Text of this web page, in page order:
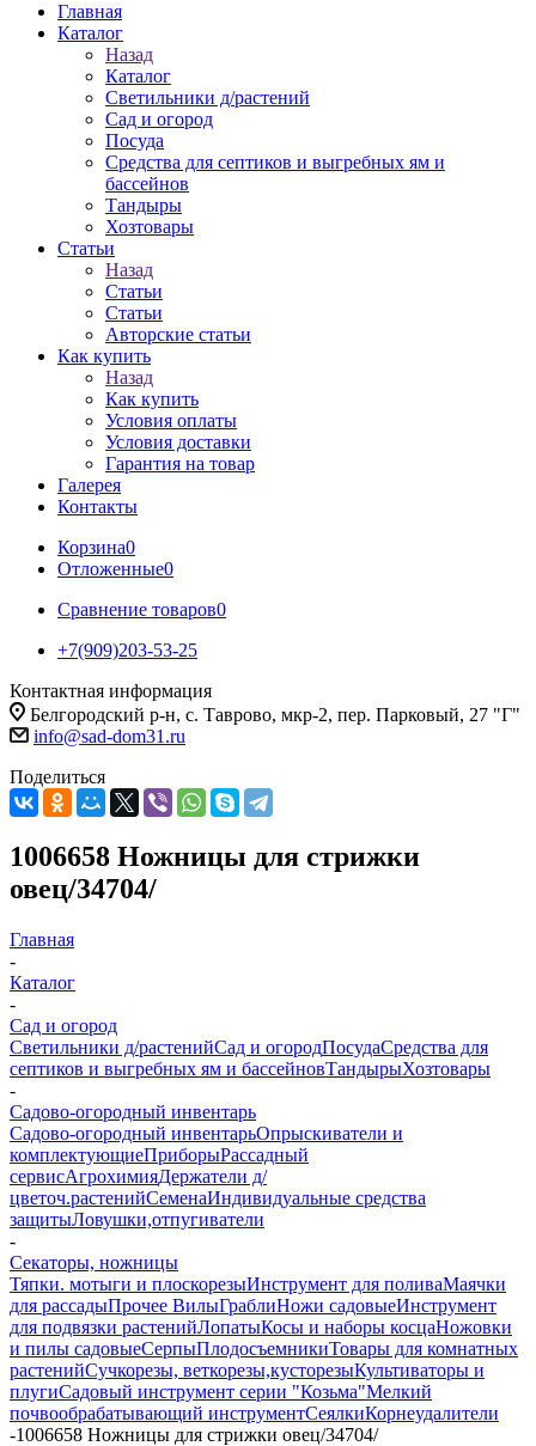
Главная
Каталог
Назад
Каталог
Светильники д/растений
Сад и огород
Посуда
Средства для септиков и выгребных ям и
бассейнов
Тандыры
Хозтовары
Статьи
Назад
Статьи
Статьи
Авторские статьи
Как купить
Назад
Как купить
Условия оплаты
Условия доставки
Гарантия на товар
Галерея
Контакты
Корзина0
Отложенные0
Сравнение товаров0
+7(909)203-53-25
Контактная информация
Белгородский р-н, с. Таврово, мкр-2, пер. Парковый, 27 "Г"
info@sad-dom31.ru
Поделиться
1006658 Ножницы для стрижки
овец/34704/
Главная
-
Каталог
-
Сад и огород
Светильники д/растенийСад и огородПосудаСредства для
септиков и выгребных ям и бассейновТандырыХозтовары
-
Садово-огородный инвентарь
Садово-огородный инвентарьОпрыскиватели и
комплектующиеПриборыРассадный
сервисАгрохимияДержатели д/
цветоч.растенийСеменаИндивидуальные средства
защитыЛовушки,отпугиватели
-
Секаторы, ножницы
Тяпки. мотыги и плоскорезыИнструмент для поливаМаячки
для рассадыПрочее ВилыГраблиНожи садовыеИнструмент
для подвязки растенийЛопатыКосы и наборы косцаНожовки
и пилы садовыеСерпыПлодосъемникиТовары для комнатных
растенийСучкорезы, веткорезы,кусторезыКультиваторы и
плугиСадовый инструмент серии "Козьма"Мелкий
почвообрабатывающий инструментСеялкиКорнеудалители
-1006658 Ножницы для стрижки овец/34704/